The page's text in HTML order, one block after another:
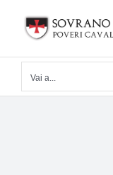
contenuto
Vai a...